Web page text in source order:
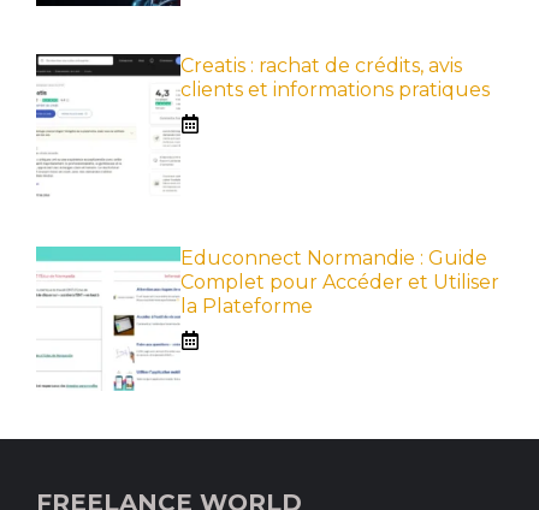
Creatis : rachat de crédits, avis
clients et informations pratiques
Educonnect Normandie : Guide
Complet pour Accéder et Utiliser
la Plateforme
FREELANCE WORLD